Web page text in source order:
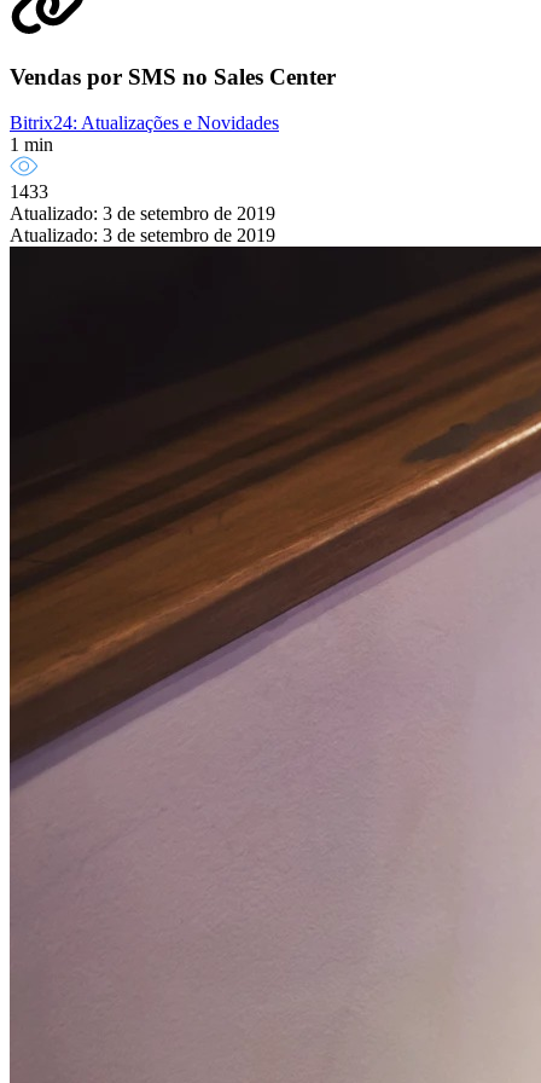
Vendas por SMS no Sales Center
Bitrix24: Atualizações e Novidades
1 min
1433
Atualizado: 3 de setembro de 2019
Atualizado: 3 de setembro de 2019